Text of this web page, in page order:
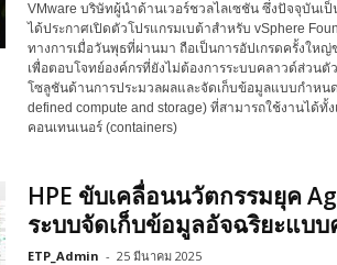
VMware บริษัทผู้นำด้านเวอร์ชวลไลเซชัน ซึ่งปัจจุบันเป็
ได้ประกาศเปิดตัวโปรแกรมเบต้าสำหรับ vSphere
ทางการเมื่อวันพุธที่ผ่านมา ถือเป็นการอัปเกรดครั้งใ
เพื่อตอบโจทย์องค์กรที่ยังไม่ต้องการระบบคลาวด์ส่วนตั
โซลูชันด้านการประมวลผลและจัดเก็บข้อมูลแบบกำหน
defined compute and storage) ที่สามารถใช้งานได้ทั้ง
คอนเทนเนอร์ (containers)
HPE ขับเคลื่อนนวัตกรรมยุค
ระบบจัดเก็บข้อมูลอัจฉริยะแบบ
ETP_Admin - 25 มีนาคม 2025